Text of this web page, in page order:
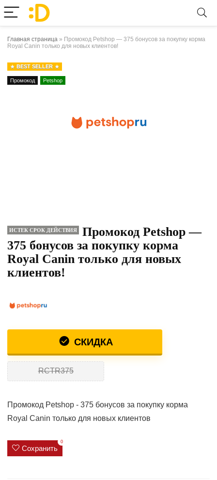
Главная страница » Промокод Petshop — 375 бонусов за покупку корма
Royal Canin только для новых клиентов!
BEST SELLER
Промокод Petshop
ИСТЕК СРОК ДЕЙСТВИЯ
Промокод Petshop —
375 бонусов за покупку корма
Royal Canin только для новых
клиентов!
СКИДКА
RCTR375
Промокод Petshop - 375 бонусов за покупку корма
Royal Canin только для новых клиентов
Сохранить
0